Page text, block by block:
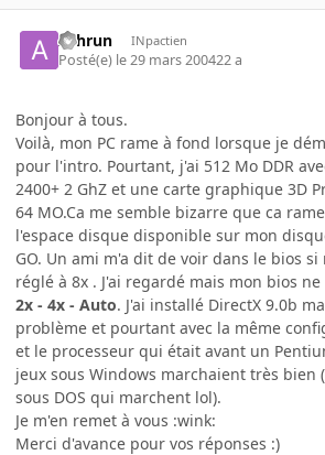
Athrun INpactien
Posté(e) le 29 mars 200422 a
Bonjour à tous.
Voilà, mon PC rame à fond lorsque je
pour l'intro. Pourtant, j'ai 512 Mo DDR
2400+ 2 GhZ et une carte graphique 3D
64 MO.Ca me semble bizarre que ca
l'espace disque disponible sur mon
GO. Un ami m'a dit de voir dans le bios si
réglé à 8x . J'ai regardé mais mon bios
2x - 4x - Auto. J'ai installé DirectX 9.0b
problème et pourtant avec la même
et le processeur qui était avant un
jeux sous Windows marchaient très bien
sous DOS qui marchent lol).
Je m'en remet à vous :wink:
Merci d'avance pour vos réponses :)